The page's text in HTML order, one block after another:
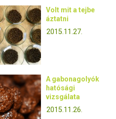
Volt mit a tejbe
áztatni
2015.11.27.
A gabonagolyók
hatósági
vizsgálata
2015.11.26.